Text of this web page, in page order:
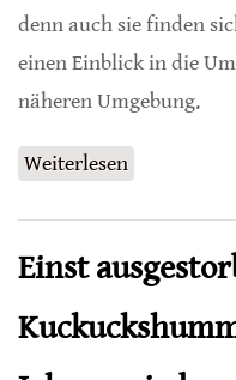
denn auch sie finden
einen Einblick in die
näheren Umgebung.
Weiterlesen
Einst